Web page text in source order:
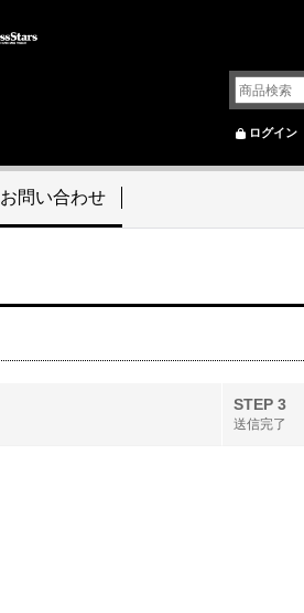
ログイン
お問い合わせ
STEP 3
送信完了